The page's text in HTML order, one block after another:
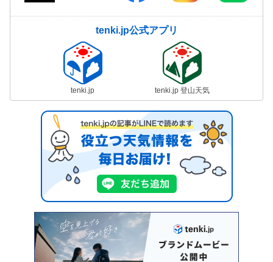
tenki.jp公式アプリ
tenki.jp tenki.jp 登山天気